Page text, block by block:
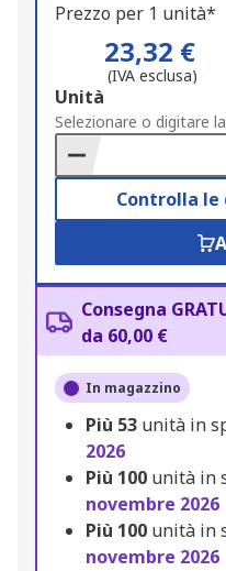
Prezzo per 1 unità*
23,32 €
(IVA esclusa)
Add
to
Basket
Unità
Selezionare o digitare
Controlla le
Consegna
da 60,00 €
In magazzino
Più 53 unità in
2026
Più 100 unità in
novembre 2026
Più 100 unità in
novembre 2026